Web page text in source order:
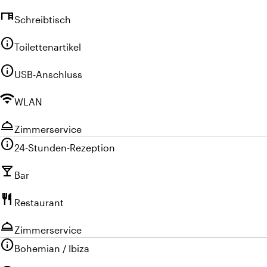
deskSchreibtisch
infoToilettenartikel
infoUSB-Anschluss
wifiWLAN
room_serviceZimmerservice
info24-Stunden-Rezeption
local_bar Bar
restaurant Restaurant
room_serviceZimmerservice
infoBohemian / Ibiza